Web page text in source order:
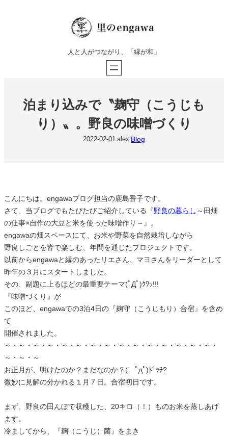
人と人がつながり、「縁が和」
泊まり込みで〝麹守（こうじも
り）〟。野良の味噌づくり
2022-02-01 alex Blog
こんにちは。engawaブログ担当の鹿島香子です。
さて、当ブログでもたびたびご紹介している『野良の暮らし ～田畑
の仕事×自作の大豆と米を使った味噌作り～』。
engawaの畑スペースにて、お米や野菜を自然栽培しながら
野良しごとを皆で楽しむ、年間を通じたプロジェクトです。
以前からengawaと縁のあったリエさん、マヨさんをリーダーとして
昨年の３月にスタートしました。
その、副題に上るほどの最重要テーマ(ﾟДﾟ)ｸﾜｯ!!!
『味噌づくり』が
このほど、engawaでの3泊4日の『麹守（こうじもり）合宿』を含め
て
開催されました。
～・～・～・～・～・～・～・～・～・～・～・～・～・～・～・
～・～・～
お正月が、明けたのか？まだなのか？( ﾟдﾟ)ﾄﾞｯﾁ?
微妙に見解の分かれる１月７日。合宿初日です。
まず、野良の田んぼで収穫した、20キロ（！）ものお米を蒸しあげ
ます。
冷ましてから、『麹（こうじ）菌』をまき